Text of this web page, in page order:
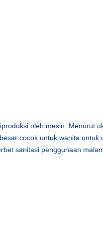
oleh mesin. Menurut
cocok untuk wanita untuk
sanitasi penggunaan